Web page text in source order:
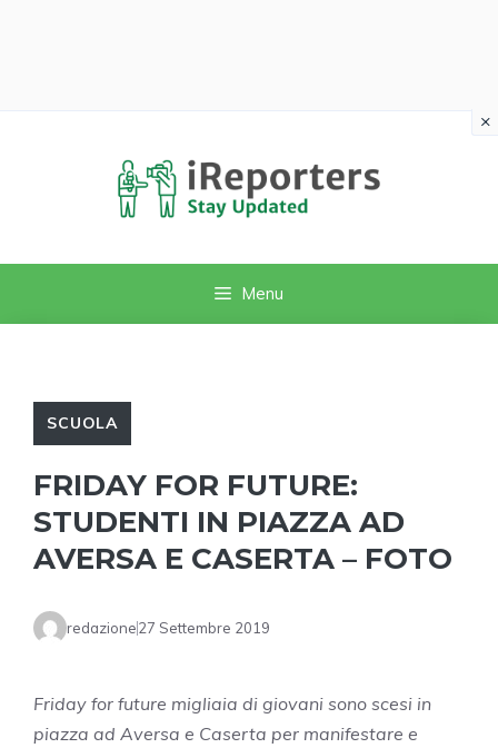
Menu
SCUOLA
FRIDAY FOR FUTURE:
STUDENTI IN PIAZZA AD
AVERSA E CASERTA – FOTO
redazione27 Settembre 2019
Friday for future migliaia di giovani sono scesi in
piazza ad Aversa e Caserta per manifestare e
×